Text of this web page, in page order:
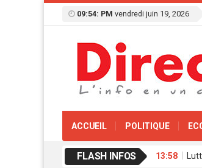
09:54: PM vendredi juin 19, 2026
ACCUEIL POLITIQUE
FLASH INFOS 13:58